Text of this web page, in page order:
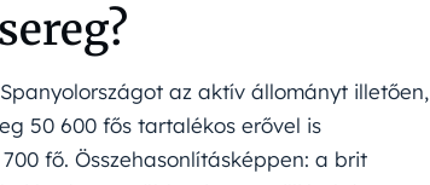
az aktív állományt illetően,
50 600 fős tartalékos erővel is
fő. Összehasonlításképpen: a brit